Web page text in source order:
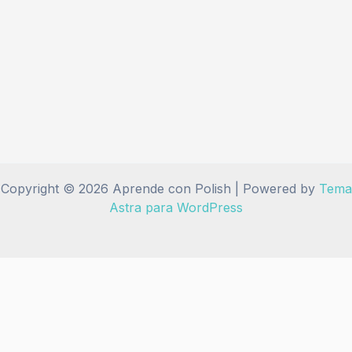
Copyright © 2026 Aprende con Polish | Powered by Tema
Astra para WordPress